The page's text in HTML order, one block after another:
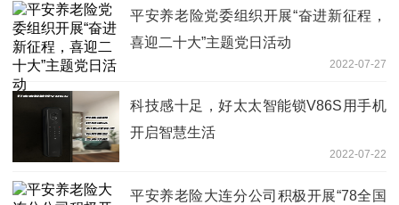
平安养老险党委组织开展“奋进新征程，
喜迎二十大”主题党日活动
2022-07-27
科技感十足，好太太智能锁V86S用手机
开启智慧生活
2022-07-22
平安养老险大连分公司积极开展“78全国